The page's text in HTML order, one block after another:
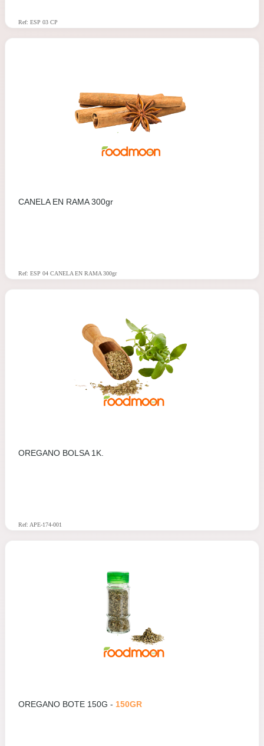
Ref: ESP 03 CP
CANELA EN RAMA 300gr
Ref: ESP 04 CANELA EN RAMA 300gr
OREGANO BOLSA 1K.
Ref: APE-174-001
OREGANO BOTE 150G - 150GR